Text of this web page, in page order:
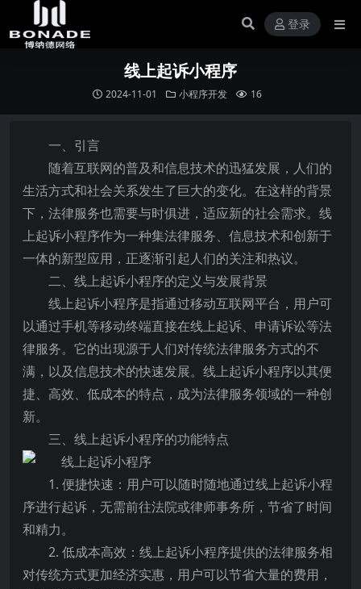
登录
线上起诉小程序
2024-11-01 小程序开发 16
一、引言
随着互联网的普及和信息技术的迅猛发展，人们的
生活方式和社会关系发生了巨大的变化。在这样的背景
下，法律服务也需要与时俱进，适应新的社会需求。线
上起诉小程序作为一种集法律服务、信息技术和创新于
一体的新型应用，正逐渐引起人们的关注和热议。
二、线上起诉小程序的定义与发展背景
线上起诉小程序是指通过移动互联网平台，用户可
以通过手机等移动终端直接在线上起诉、申请诉讼等法
律服务。它的出现源于人们对传统法律服务方式的不
满，以及信息技术的快速发展。线上起诉小程序以其便
捷、高效、低成本的特点，成为法律服务领域的一种创
新。
三、线上起诉小程序的功能特点
1. 便捷快速：用户可以随时随地通过线上起诉小程
序进行起诉，无需前往法院或律师事务所，节省了时间
和精力。
2. 低成本高效：线上起诉小程序提供的法律服务相
对传统方式更加经济实惠，用户可以节省大量的费用，